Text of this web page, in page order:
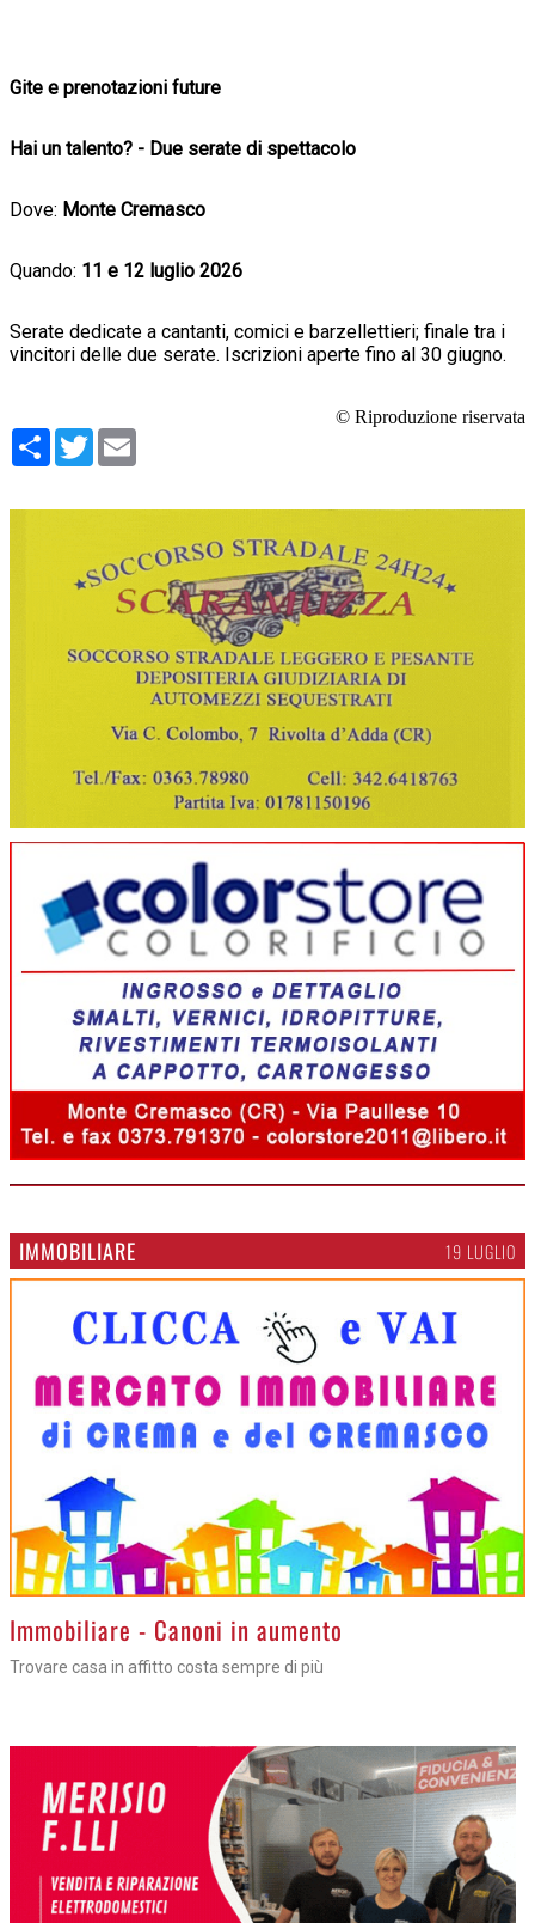
Gite e prenotazioni future
Hai un talento? - Due serate di spettacolo
Dove: Monte Cremasco
Quando: 11 e 12 luglio 2026
Serate dedicate a cantanti, comici e barzellettieri; finale tra i
vincitori delle due serate. Iscrizioni aperte fino al 30 giugno.
© Riproduzione riservata
Condividi
Twitter
IMMOBILIARE 19 LUGLIO
>Immobiliare - Canoni in aumento
Trovare casa in affitto costa sempre di più